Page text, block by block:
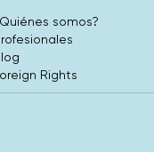
somos?
Rights